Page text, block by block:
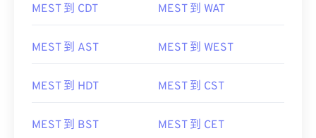
MEST 到 CDT MEST 到 WAT
MEST 到 AST MEST 到 WEST
MEST 到 HDT MEST 到 CST
MEST 到 BST MEST 到 CET